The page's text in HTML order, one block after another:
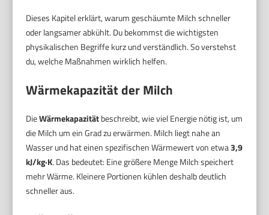
Dieses Kapitel erklärt, warum geschäumte Milch schneller
oder langsamer abkühlt. Du bekommst die wichtigsten
physikalischen Begriffe kurz und verständlich. So verstehst
du, welche Maßnahmen wirklich helfen.
Wärmekapazität der Milch
DieWärmekapazitätbeschreibt, wie viel Energie nötig ist, um
die Milch um ein Grad zu erwärmen. Milch liegt nahe an
Wasser und hat einen spezifischen Wärmewert von etwa3,9
kJ/kg·K. Das bedeutet: Eine größere Menge Milch speichert
mehr Wärme. Kleinere Portionen kühlen deshalb deutlich
schneller aus.